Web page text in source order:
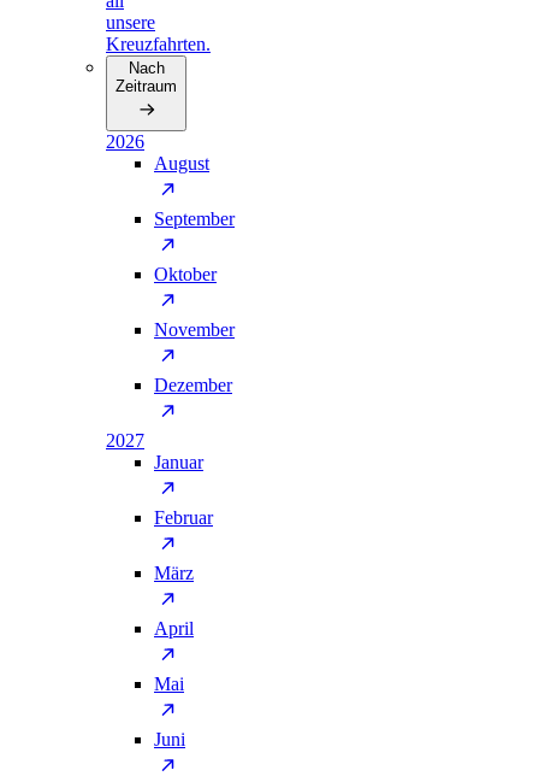
unsere
Kreuzfahrten.
Nach
Zeitraum
2026
August
September
Oktober
November
Dezember
2027
Januar
Februar
März
April
Mai
Juni